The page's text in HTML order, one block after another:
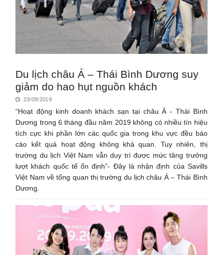
Du lịch châu Á – Thái Bình Dương suy
giảm do hao hụt nguồn khách
23/09/2019
“Hoạt động kinh doanh khách sạn tại châu Á - Thái Bình
Dương trong 6 tháng đầu năm 2019 không có nhiều tín hiệu
tích cực khi phần lớn các quốc gia trong khu vực đều báo
cáo kết quả hoạt động không khả quan. Tuy nhiên, thị
trường du lịch Việt Nam vẫn duy trì được mức tăng trưởng
lượt khách quốc tế ổn định”- Đây là nhận định của Savills
Việt Nam về tổng quan thị trường du lịch châu Á – Thái Bình
Dương.